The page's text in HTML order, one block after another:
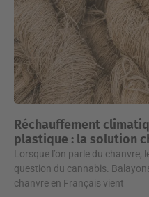
Réchauffement
plastique : la solution
Lorsque l’on parle du chanvre,
question du cannabis.
chanvre en Français vient